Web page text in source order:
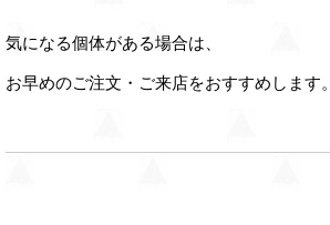
気になる個体がある場合は、
お早めのご注文・ご来店をおすすめします。